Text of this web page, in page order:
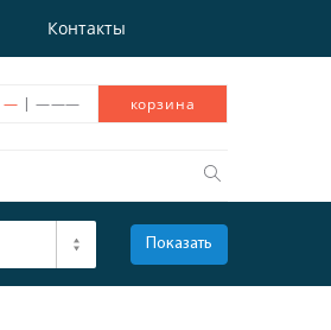
Контакты
— | ——— корзина
ОТКРЫТЬПоказать